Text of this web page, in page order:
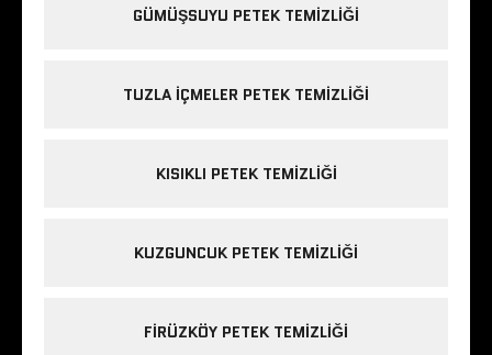
GÜMÜŞSUYU PETEK TEMIZLIĞI
TUZLA IÇMELER PETEK TEMIZLIĞI
KISIKLI PETEK TEMIZLIĞI
KUZGUNCUK PETEK TEMIZLIĞI
FIRÜZKÖY PETEK TEMIZLIĞI